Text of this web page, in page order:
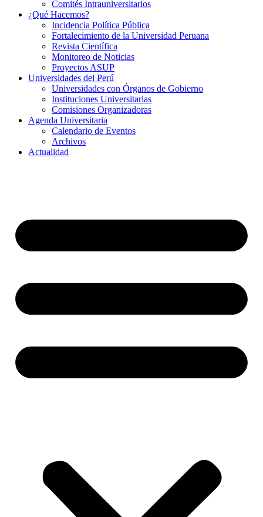
Comités Intrauniversitarios
¿Qué Hacemos?
Incidencia Política Pública
Fortalecimiento de la Universidad Peruana
Revista Científica
Monitoreo de Noticias
Proyectos ASUP
Universidades del Perú
Universidades con Órganos de Gobierno
Instituciones Universitarias
Comisiones Organizadoras
Agenda Universitaria
Calendario de Eventos
Archivos
Actualidad